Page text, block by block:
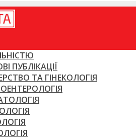
ПУБЛІКАЦІЇ
ТА ГІНЕКОЛОГІЯ